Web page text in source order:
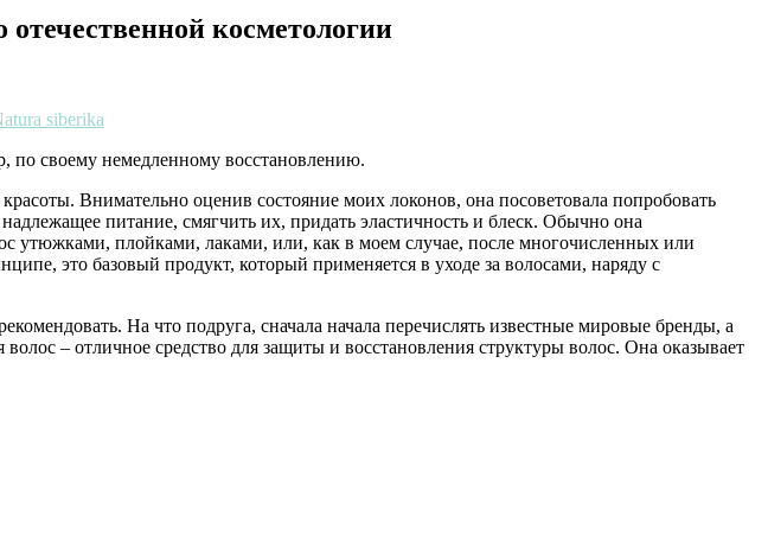
косметологии
по своему немедленному восстановлению.
Внимательно оценив состояние моих локонов, она посоветовала попробовать
питание, смягчить их, придать эластичность и блеск. Обычно она
утюжками, плойками, лаками, или, как в моем случае, после многочисленных или
это базовый продукт, который применяется в уходе за волосами, наряду с
На что подруга, сначала начала перечислять известные мировые бренды, а
– отличное средство для защиты и восстановления структуры волос. Она оказывает